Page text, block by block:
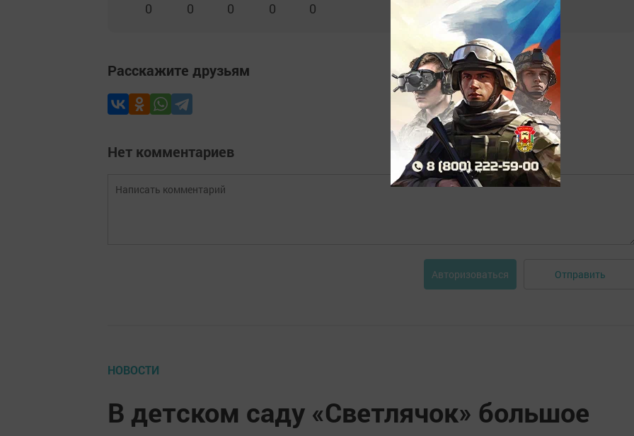
0 0 0 0 0
Расскажите друзьям
Нет комментариев
Авторизоваться Отправить
НОВОСТИ
В детском саду «Светлячок» большое